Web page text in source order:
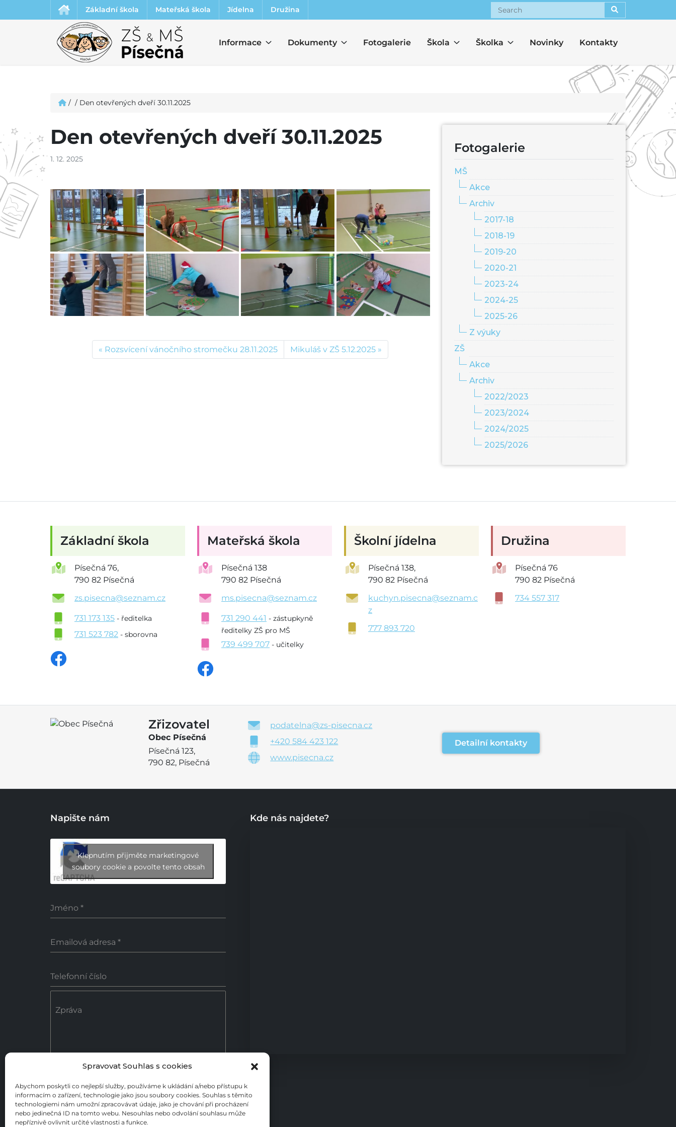
Spravovat Souhlas s cookies
Abychom poskytli co nejlepší služby, používáme k ukládání a/nebo přístupu k
informacím o zařízení, technologie jako jsou soubory cookies. Souhlas s těmito
technologiemi nám umožní zpracovávat údaje, jako je chování při procházení
nebo jedinečná ID na tomto webu. Nesouhlas nebo odvolání souhlasu může
nepříznivě ovlivnit určité vlastnosti a funkce.
Základní škola Mateřská škola Jídelna
Družina
Search
Informace Dokumenty Fotogalerie Škola Školka Novinky Kontakty
/ / Den otevřených dveří 30.11.2025
Den otevřených dveří 30.11.2025
1. 12. 2025
Rozsvícení vánočního stromečku 28.11.2025 Mikuláš v ZŠ 5.12.2025
Fotogalerie
MŠ
Akce
Archiv
2017-18
2018-19
2019-20
2020-21
2023-24
2024-25
2025-26
Z výuky
ZŠ
Akce
Archiv
2022/2023
2023/2024
2024/2025
2025/2026
Základní škola
Písečná 76,
790 82 Písečná
zs.pisecna@seznam.cz
731 173 135 - ředitelka
731 523 782 - sborovna
Mateřská škola
Písečná 138
790 82 Písečná
ms.pisecna@seznam.cz
731 290 441 - zástupkyně
ředitelky ZŠ pro MŠ
739 499 707 - učitelky
Školní jídelna
Písečná 138,
790 82 Písečná
kuchyn.pisecna@seznam.c
z
777 893 720
Družina
Písečná 76
790 82 Písečná
734 557 317
Zřizovatel
Obec Písečná
Písečná 123,
790 82, Písečná
podatelna@zs-pisecna.cz
+420 584 423 122
www.pisecna.cz
Detailní kontakty
Napište nám
Klepnutím přijměte marketingové
soubory cookie a povolte tento obsah
Jméno *
Emailová adresa *
Telefonní číslo
Zpráva
Poslat zprávu
Kde nás najdete?